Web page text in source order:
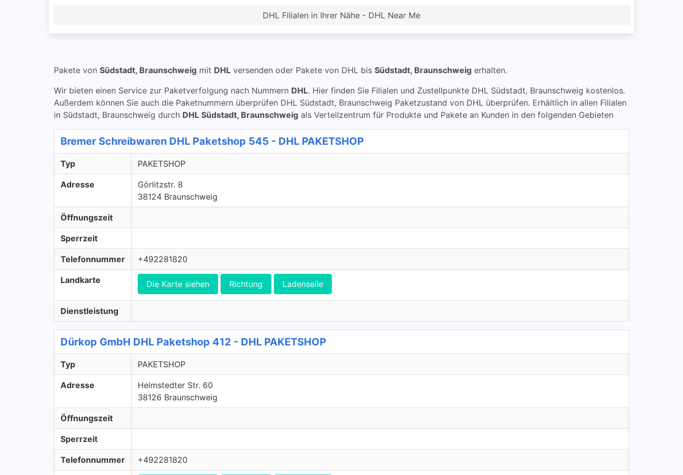
DHL Filialen in Ihrer Nähe - DHL Near Me
Pakete von Südstadt, Braunschweig mit DHL versenden oder Pakete von DHL bis Südstadt, Braunschweig erhalten.
Wir bieten einen Service zur Paketverfolgung nach Nummern DHL. Hier finden Sie Filialen und Zustellpunkte DHL Südstadt, Braunschweig kostenlos.
Außerdem können Sie auch die Paketnummern überprüfen DHL Südstadt, Braunschweig Paketzustand von DHL überprüfen. Erhältlich in allen Filialen
in Südstadt, Braunschweig durch DHL Südstadt, Braunschweig als Verteilzentrum für Produkte und Pakete an Kunden in den folgenden Gebieten
Bremer Schreibwaren DHL Paketshop 545 - DHL PAKETSHOP
Typ PAKETSHOP
Adresse
Görlitzstr. 8
38124 Braunschweig
Öffnungszeit
Sperrzeit
Telefonnummer +492281820
Landkarte Die Karte siehen Richtung Ladenseile
Dienstleistung
Dürkop GmbH DHL Paketshop 412 - DHL PAKETSHOP
Typ PAKETSHOP
Adresse
Helmstedter Str. 60
38126 Braunschweig
Öffnungszeit
Sperrzeit
Telefonnummer +492281820